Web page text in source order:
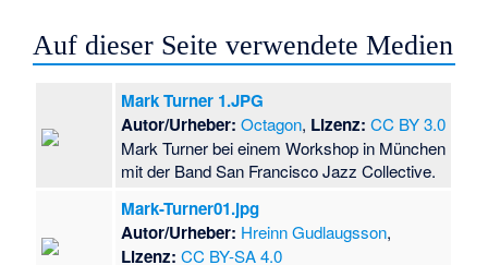
Auf dieser Seite verwendete Medien
Mark Turner 1.JPG
Autor/Urheber: Octagon, Lizenz: CC BY 3.0
Mark Turner bei einem Workshop in München
mit der Band San Francisco Jazz Collective.
Mark-Turner01.jpg
Autor/Urheber: Hreinn Gudlaugsson,
Lizenz: CC BY-SA 4.0